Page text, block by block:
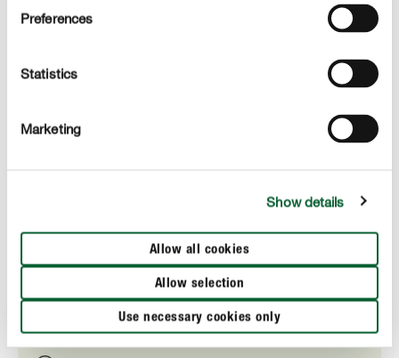
Preferences
Statistics
Marketing
Show details
Allow all cookies
Allow selection
Use necessary cookies only
Nos 20 meilleures plantes grimpantes pour le
Clématite (Clematis)
Hortensias grimpants
Lierre
Vigne vierge
Liseron